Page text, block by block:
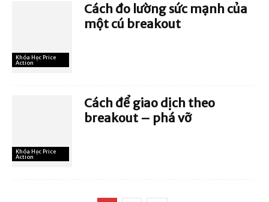
Khóa Học Price
Action
Cách đo lường sức mạnh của
một cú breakout
Khóa Học Price
Action
Cách để giao dịch theo
breakout – phá vỡ